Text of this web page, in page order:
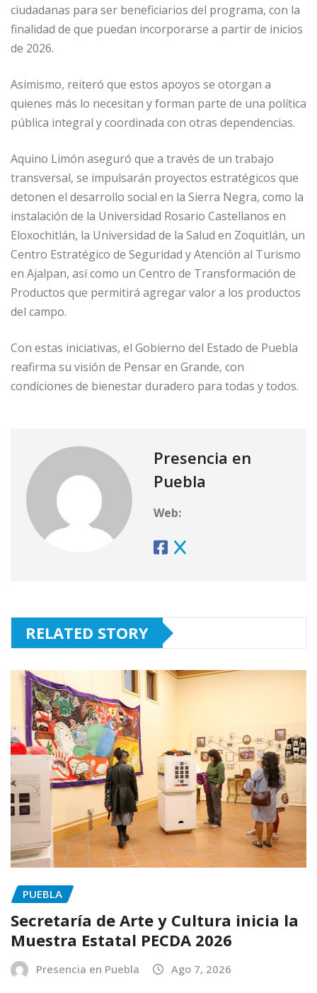
ciudadanas para ser beneficiarios del programa, con la
finalidad de que puedan incorporarse a partir de inicios
de 2026.
Asimismo, reiteró que estos apoyos se otorgan a
quienes más lo necesitan y forman parte de una política
pública integral y coordinada con otras dependencias.
Aquino Limón aseguró que a través de un trabajo
transversal, se impulsarán proyectos estratégicos que
detonen el desarrollo social en la Sierra Negra, como la
instalación de la Universidad Rosario Castellanos en
Eloxochitlán, la Universidad de la Salud en Zoquitlán, un
Centro Estratégico de Seguridad y Atención al Turismo
en Ajalpan, así como un Centro de Transformación de
Productos que permitirá agregar valor a los productos
del campo.
Con estas iniciativas, el Gobierno del Estado de Puebla
reafirma su visión de Pensar en Grande, con
condiciones de bienestar duradero para todas y todos.
Presencia en
Puebla
Web:
RELATED STORY
PUEBLA
Secretaría de Arte y Cultura inicia la
Muestra Estatal PECDA 2026
Presencia en Puebla Ago 7, 2026